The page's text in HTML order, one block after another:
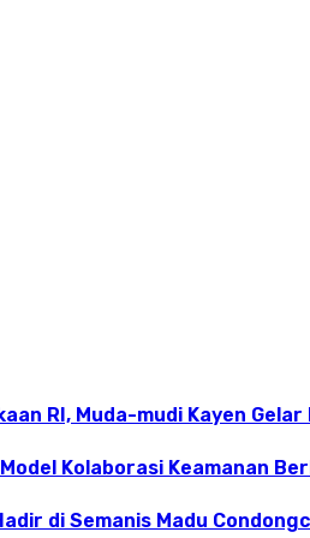
RI, Muda-mudi Kayen
Kolaborasi Keamanan
di Semanis Madu